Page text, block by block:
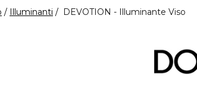
Illuminanti DEVOTION - Illuminante Viso